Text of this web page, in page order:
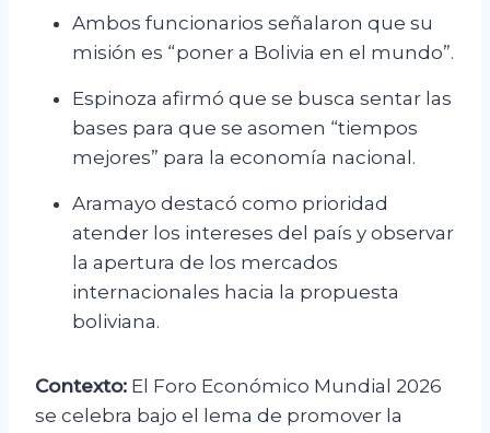
Ambos funcionarios señalaron que su
misión es “poner a Bolivia en el mundo”.
Espinoza afirmó que se busca sentar las
bases para que se asomen “tiempos
mejores” para la economía nacional.
Aramayo destacó como prioridad
atender los intereses del país y observar
la apertura de los mercados
internacionales hacia la propuesta
boliviana.
Contexto: El Foro Económico Mundial 2026
se celebra bajo el lema de promover la